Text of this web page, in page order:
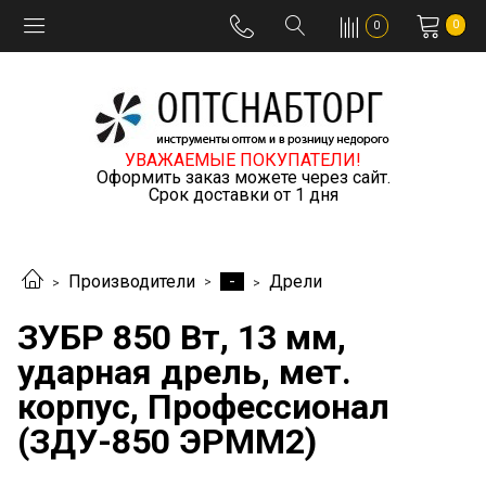
0 0
УВАЖАЕМЫЕ ПОКУПАТЕЛИ!
Оформить заказ можете через сайт.
Срок доставки от 1 дня
Производители - Дрели
ЗУБР 850 Вт, 13 мм,
ударная дрель, мет.
корпус, Профессионал
(ЗДУ-850 ЭРММ2)